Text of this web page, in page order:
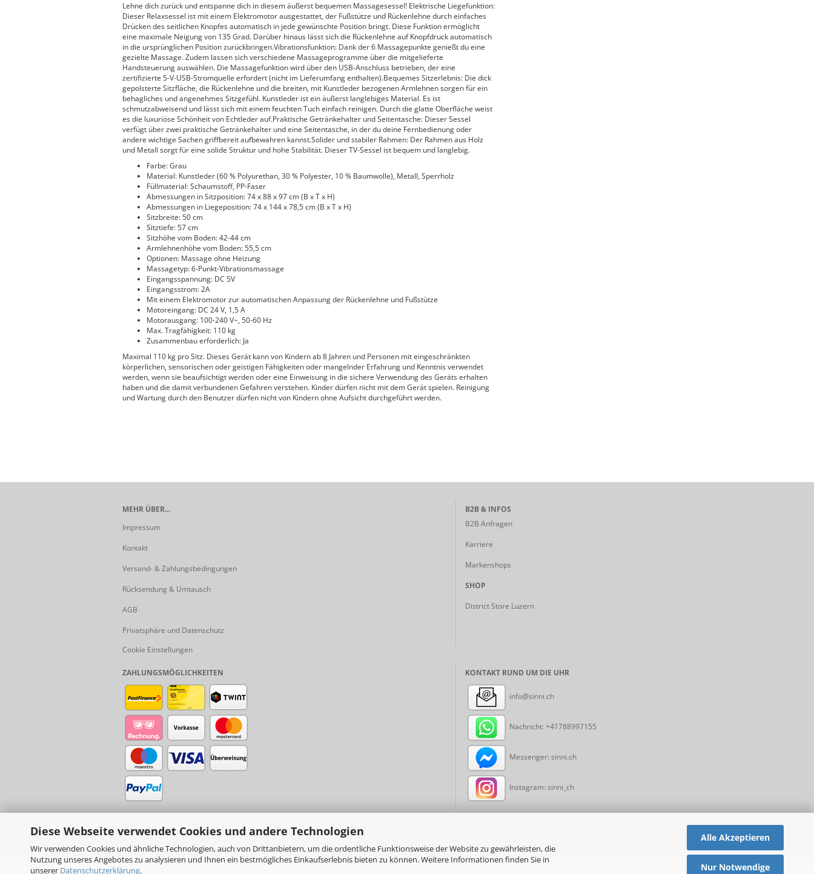
Diese Webseite verwendet Cookies und andere Technologien
Wir verwenden Cookies und ähnliche Technologien, auch von Drittanbietern, um die ordentliche Funktionsweise der Website zu gewährleisten, die
Nutzung unseres Angebotes zu analysieren und Ihnen ein bestmögliches Einkaufserlebnis bieten zu können. Weitere Informationen finden Sie in
unserer Datenschutzerklärung.
Alle Akzeptieren
Nur Notwendige
Lehne dich zurück und entspanne dich in diesem äußerst bequemen Massagesessel! Elektrische Liegefunktion:
Dieser Relaxsessel ist mit einem Elektromotor ausgestattet, der Fußstütze und Rückenlehne durch einfaches
Drücken des seitlichen Knopfes automatisch in jede gewünschte Position bringt. Diese Funktion ermöglicht
eine maximale Neigung von 135 Grad. Darüber hinaus lässt sich die Rückenlehne auf Knopfdruck automatisch
in die ursprünglichen Position zurückbringen.Vibrationsfunktion: Dank der 6 Massagepunkte genießt du eine
gezielte Massage. Zudem lassen sich verschiedene Massageprogramme über die mitgelieferte
Handsteuerung auswählen. Die Massagefunktion wird über den USB-Anschluss betrieben, der eine
zertifizierte 5-V-USB-Stromquelle erfordert (nicht im Lieferumfang enthalten).Bequemes Sitzerlebnis: Die dick
gepolsterte Sitzfläche, die Rückenlehne und die breiten, mit Kunstleder bezogenen Armlehnen sorgen für ein
behagliches und angenehmes Sitzgefühl. Kunstleder ist ein äußerst langlebiges Material. Es ist
schmutzabweisend und lässt sich mit einem feuchten Tuch einfach reinigen. Durch die glatte Oberfläche weist
es die luxuriöse Schönheit von Echtleder auf.Praktische Getränkehalter und Seitentasche: Dieser Sessel
verfügt über zwei praktische Getränkehalter und eine Seitentasche, in der du deine Fernbedienung oder
andere wichtige Sachen griffbereit aufbewahren kannst.Solider und stabiler Rahmen: Der Rahmen aus Holz
und Metall sorgt für eine solide Struktur und hohe Stabilität. Dieser TV-Sessel ist bequem und langlebig.
Farbe: Grau
Material: Kunstleder (60 % Polyurethan, 30 % Polyester, 10 % Baumwolle), Metall, Sperrholz
Füllmaterial: Schaumstoff, PP-Faser
Abmessungen in Sitzposition: 74 x 88 x 97 cm (B x T x H)
Abmessungen in Liegeposition: 74 x 144 x 78,5 cm (B x T x H)
Sitzbreite: 50 cm
Sitztiefe: 57 cm
Sitzhöhe vom Boden: 42-44 cm
Armlehnenhöhe vom Boden: 55,5 cm
Optionen: Massage ohne Heizung
Massagetyp: 6-Punkt-Vibrationsmassage
Eingangsspannung: DC 5V
Eingangsstrom: 2A
Mit einem Elektromotor zur automatischen Anpassung der Rückenlehne und Fußstütze
Motoreingang: DC 24 V, 1,5 A
Motorausgang: 100-240 V~, 50-60 Hz
Max. Tragfähigkeit: 110 kg
Zusammenbau erforderlich: Ja
Maximal 110 kg pro Sitz. Dieses Gerät kann von Kindern ab 8 Jahren und Personen mit eingeschränkten
körperlichen, sensorischen oder geistigen Fähigkeiten oder mangelnder Erfahrung und Kenntnis verwendet
werden, wenn sie beaufsichtigt werden oder eine Einweisung in die sichere Verwendung des Geräts erhalten
haben und die damit verbundenen Gefahren verstehen. Kinder dürfen nicht mit dem Gerät spielen. Reinigung
und Wartung durch den Benutzer dürfen nicht von Kindern ohne Aufsicht durchgeführt werden.
MEHR ÜBER...
Impressum
Kontakt
Versand- & Zahlungsbedingungen
Rücksendung & Umtausch
AGB
Privatsphäre und Datenschutz
Cookie Einstellungen
B2B & INFOS
B2B Anfragen
Karriere
Markenshops
SHOP
District Store Luzern
ZAHLUNGSMÖGLICHKEITEN KONTAKT RUND UM DIE UHR
info@sinni.ch
Nachricht: +41788997155
Messenger: sinni.ch
Instagram: sinni_ch